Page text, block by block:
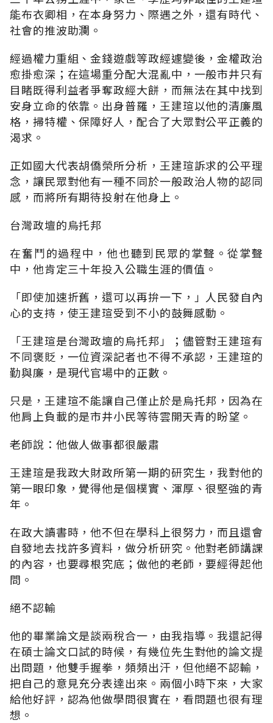
能布衣卿相，在本身努力、際遇之外，還有時代、
社會的推波助瀾。
經過權力重組、金錢遊戲等政經遽變後，金權政治
愈掛愈深；在這場重分配大混亂中，一般市井只有
目睹既得利益者爭奪政經大餅，而無法在其中找到
安身立命的依靠。出身普羅，王建瑄以他的清廉風
格，掃特權、保障好人，配合了大眾對公平正義的
渴求。
正如國大代表胡僑榮所分析，王建瑄訴求的公平理
念，讓民眾對他有一種不同於一般政治人物的認同
感，而將所有期待投射在他身上。
台灣政壇的烏托邦
在奮鬥的過程中，他也聽到民眾的掌聲。從掌聲
中，他肯定三十年投入公職生涯的價值。
「即使加速折舊，還可以再拚一下，」人民發自內
心的支持，使王建瑄受到不小的鼓舞感動。
「王建瑄是台灣政壇的烏托邦」；儘管對王建瑄有
不同褒貶，一位資深記者也不得不承認，王建瑄的
勤與廉，是現代官場中的正數。
只是，王建瑄不能讓自己僅止於是烏托邦，因為在
他肩上負載的是市井小民等待雲開天青的盼望。
老師說：他做人做事都很嚴肅
王建瑄是我政大財政所第一期的研究生，我對他的
第一眼印象，覺得他是個樸實、渾厚、很堅強的青
年。
在政大讀書時，他不但在學科上很努力，而且還會
自發地去找許多資料，做分析研究。他對老師講課
的內容，也要尋根究底；做他的老師，要經得起他
問。
絕不認輸
他的畢業論文是談兩稅合一，由我指導。我還記得
在碩士論文口試的時候，有幾位先生對他的論文提
出問題，他雙手握拳，頻頻出汗，但他絕不認輸，
把自己的意見充分表達出來。兩個小時下來，大家
給他好評，認為他做學問很實在，看問題也很有理
想。